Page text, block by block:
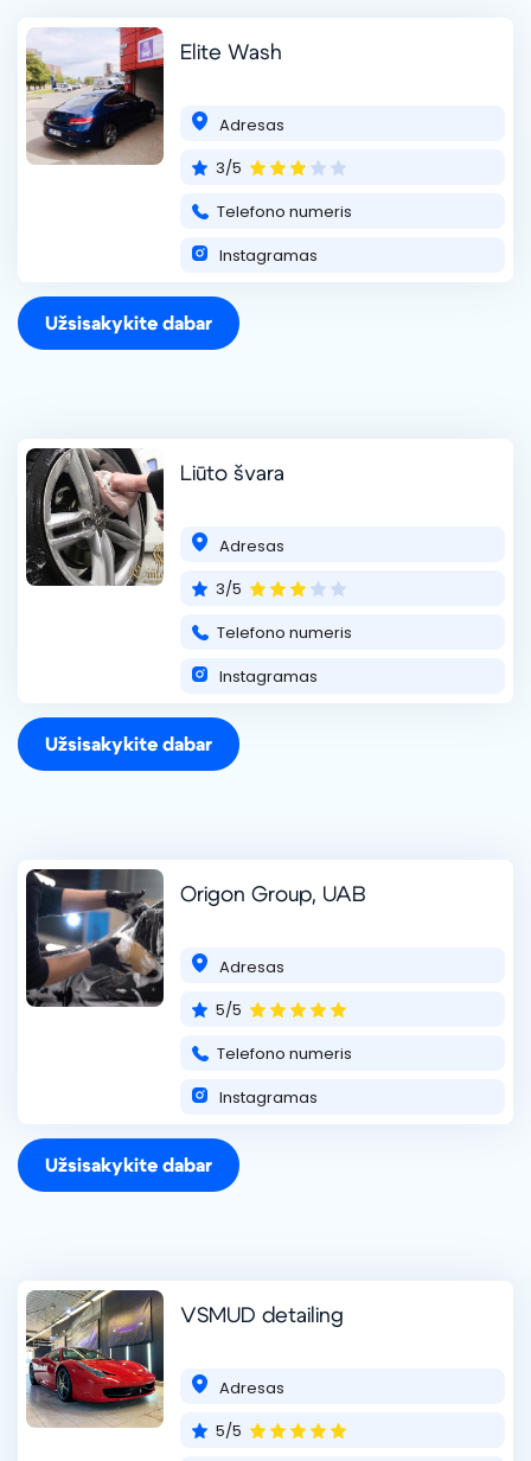
Pagrindinis „Vsmud“ tikslas – išlaikyti nepriekaištingą klientų
aptarnavimo lygį, t.y.: atlikti aukščiausios kokybės
automobilio remontą, atitikti nustatytus terminus bei pasiekti
Atliekame automobilių autoestetikos paslaugas: poliravimas,
nano keramikinės dangos, automobilių plovimas ir kitą. Taip
pat prekiaujame aukštos kokybės autochemijos
priemonėmis.
+37063079211
Elite Wash
Adresas
3/5
Telefono numeris
Instagramas
Užsisakykite dabar
Liūto švara
Adresas
3/5
Telefono numeris
Instagramas
Užsisakykite dabar
Origon Group, UAB
Adresas
5/5
Telefono numeris
Instagramas
Užsisakykite dabar
VSMUD detailing
Adresas
5/5